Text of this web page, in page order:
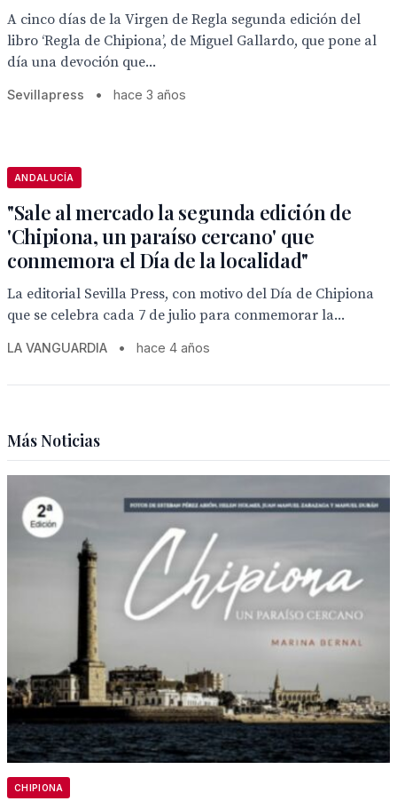
A cinco días de la Virgen de Regla segunda edición del
libro ‘Regla de Chipiona’, de Miguel Gallardo, que pone al
día una devoción que...
Sevillapress • hace 3 años
ANDALUCÍA
"Sale al mercado la segunda edición de
'Chipiona, un paraíso cercano' que
conmemora el Día de la localidad"
La editorial Sevilla Press, con motivo del Día de Chipiona
que se celebra cada 7 de julio para conmemorar la...
LA VANGUARDIA • hace 4 años
Más Noticias
CHIPIONA